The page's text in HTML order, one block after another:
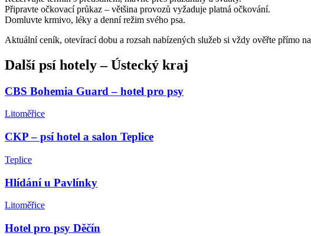
Připravte očkovací průkaz – většina provozů vyžaduje platná očkování.
Domluvte krmivo, léky a denní režim svého psa.
Aktuální ceník, otevírací dobu a rozsah nabízených služeb si vždy ověřte přímo
Další psí hotely–Ústecký kraj
CBS Bohemia Guard – hotel pro psy
Litoměřice
CKP – psí hotel a salon Teplice
Teplice
Hlídání u Pavlínky
Litoměřice
Hotel pro psy Děčín